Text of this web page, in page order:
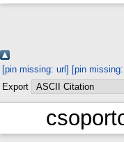
[pin missing: url] [pin
Export